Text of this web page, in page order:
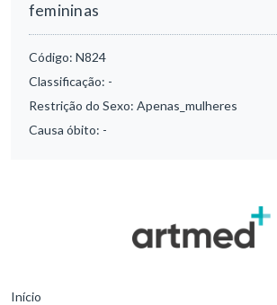
femininas
Código: N824
Classificação: -
Restrição do Sexo: Apenas_mulheres
Causa óbito: -
Início